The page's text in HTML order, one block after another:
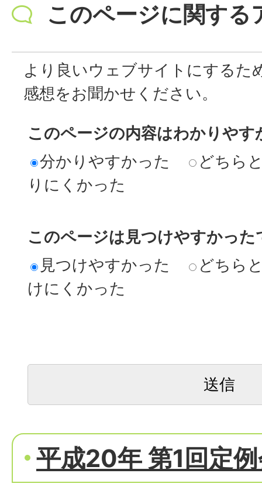
このページに関する
より良いウェブサイトにするた
感想をお聞かせください。
このページの内容はわかりやす
分かりやすかった
どちら
りにくかった
このページは見つけやすかった
見つけやすかった
どちら
けにくかった
平成20年 第1回定